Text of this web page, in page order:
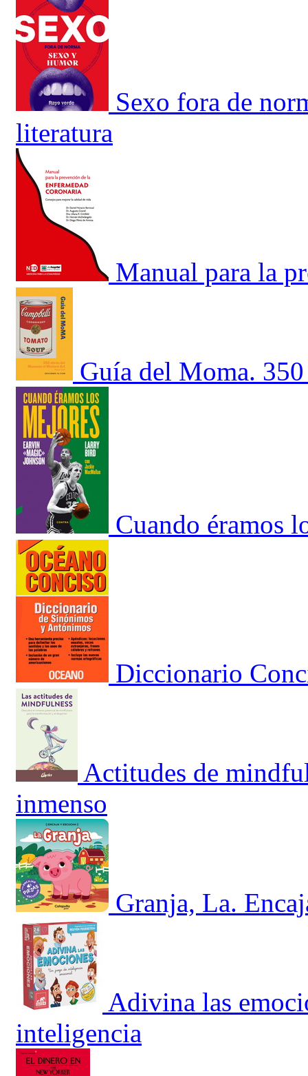
Sexo fora de
literatura
Manual para la
Guía del Moma.
Cuando éramos
Diccionario
Actitudes de
inmenso
Granja, La.
Adivina las
inteligencia